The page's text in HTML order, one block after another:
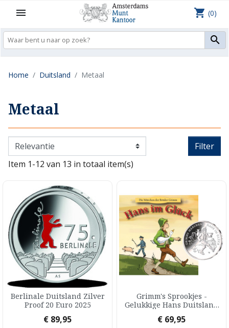


shopping_cart (0)
Home Duitsland Metaal
Metaal
Filter
Item 1-12 van 13 in totaal item(s)
Berlinale Duitsland Zilver
Proof 20 Euro 2025
Prijs
€ 89,95
Grimm's Sprookjes -
Gelukkige Hans Duitsland
Prijs
€ 69,95